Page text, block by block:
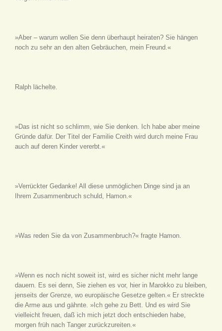
»Aber – warum wollen Sie denn überhaupt heiraten? Sie hängen
noch zu sehr an den alten Gebräuchen, mein Freund.«
Ralph lächelte.
»Das ist nicht so schlimm, wie Sie denken. Ich habe aber meine
Gründe dafür. Der Titel der Familie Creith wird durch meine Frau
auch auf deren Kinder vererbt.«
»Verrückter Gedanke! All diese unmöglichen Dinge sind ja an
Ihrem Zusammenbruch schuld, Hamon.«
»Was reden Sie da von Zusammenbruch?« fragte Hamon.
»Wenn es noch nicht soweit ist, wird es sicher nicht mehr lange
dauern. Es sei denn, Sie ziehen es vor, hier in Marokko zu bleiben,
jenseits der Grenze, wo europäische Gesetze gelten.« Er streckte
die Arme aus und gähnte. »Ich gehe zu Bett. Und es wird Sie
vielleicht freuen, daß ich mich jetzt doch entschieden habe,
morgen früh nach Tanger zurückzureiten.«